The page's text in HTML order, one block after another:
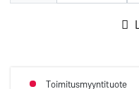
Toimitusmyyntituote